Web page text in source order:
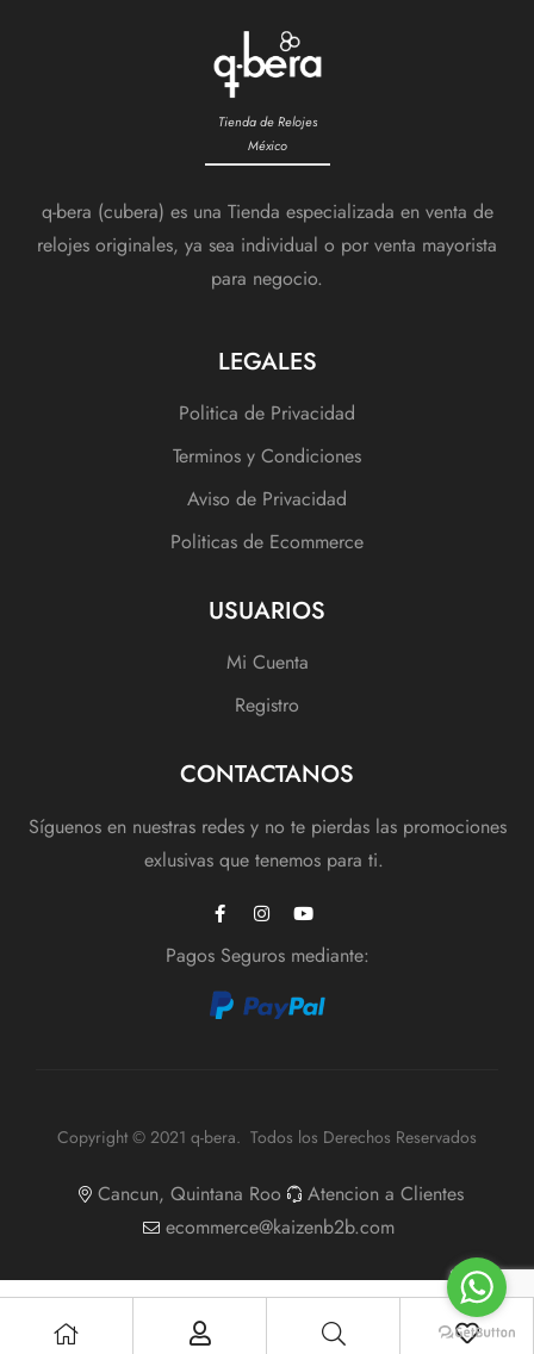
Tienda de Relojes
México
q-bera (cubera) es una Tienda especializada en venta de
relojes originales, ya sea individual o por venta mayorista
para negocio.
LEGALES
Politica de Privacidad
Terminos y Condiciones
Aviso de Privacidad
Politicas de Ecommerce
USUARIOS
Mi Cuenta
Registro
CONTACTANOS
Síguenos en nuestras redes y no te pierdas las promociones
exlusivas que tenemos para ti.
Pagos Seguros mediante:
Copyright © 2021 q-bera. Todos los Derechos Reservados
Cancun, Quintana Roo
Atencion a Clientes
ecommerce@kaizenb2b.com